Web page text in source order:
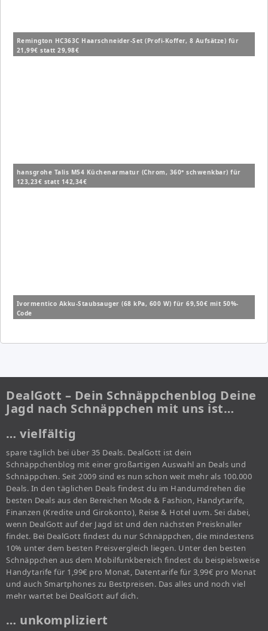
Remington HC363C Haarschneider-Set (Profi-Koffer, 8 Aufsätze) für
21,99€ statt 29,98€
hansgrohe Talis M54 Küchenarmatur (Chrom, 360° schwenkbar) für
123,23€ statt 142,34€
Ivormentico Akku-Staubsauger (68 kPa, 600 W) für 69,50€ mit 50%-
Code
DealGott – Dein Schnäppchenblog Deine
Jagd nach Schnäppchen mit uns ist…
… vielfältig
spare täglich bei über 35 Deals. DealGott ist dein
Schnäppchenblog mit einer großartigen Auswahl an Deals und
Schnäppchen. Seit 2009 sind es nun schon weit mehr als 100.000
Deals. In den täglichen Deals findest du im Handumdrehen die
besten Deals aus den Bereichen Mode & Fashion, Handytarife,
Finanzen (Kredite und Girokonto), Reise & Hotel uvm. Sei dabei,
wenn DealGott auf der Jagd ist und den nächsten Preisknaller
findet. Bei DealGott findest du nur Schnäppchen, die mindestens
10% unter dem besten Preisvergleich liegen. Unter den besten
Schnäppchen aus dem Mobilfunkbereich findest du beispielsweise
Handytarife für 1,99€ pro Monat, Datentarife für 3,99€ pro Monat
und auch Smartphones zu Bestpreisen. Das alles und noch viel
mehr wartet bei DealGott auf dich.
… unkompliziert